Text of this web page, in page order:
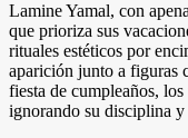
Lamine Yamal, con
que prioriza sus
rituales estéticos por
aparición junto a figuras
fiesta de cumpleaños,
ignorando su disciplina